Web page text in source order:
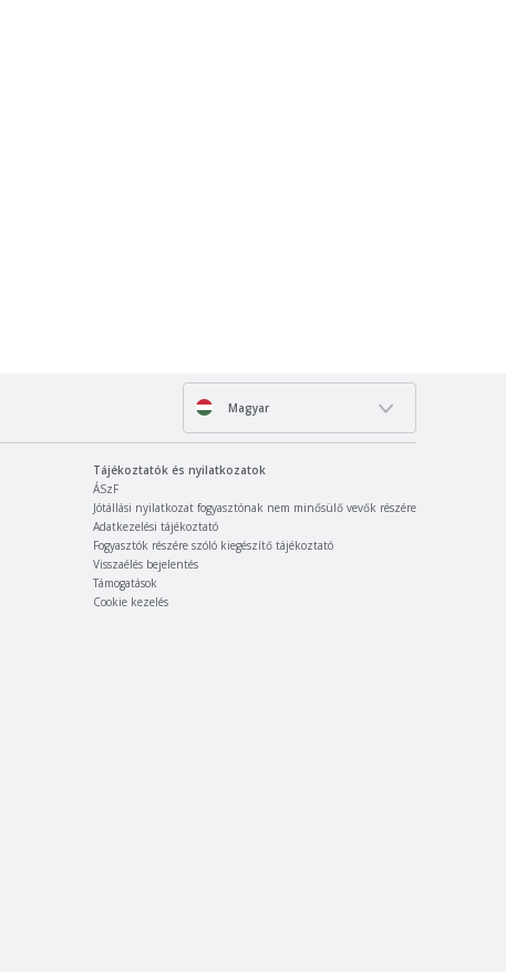
Magyar
Tájékoztatók és nyilatkozatok
ÁSzF
Jótállási nyilatkozat fogyasztónak nem minősülő vevők részére
Adatkezelési tájékoztató
Fogyasztók részére szóló kiegészítő tájékoztató
Visszaélés bejelentés
Támogatások
Cookie kezelés